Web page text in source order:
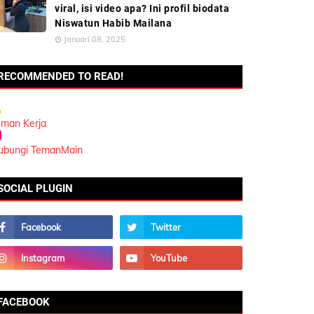
viral, isi video apa? Ini profil biodata
Niswatun Habib Mailana
Januari 08, 2025
TO READ!
Kerja
TemanMain
PLUGIN